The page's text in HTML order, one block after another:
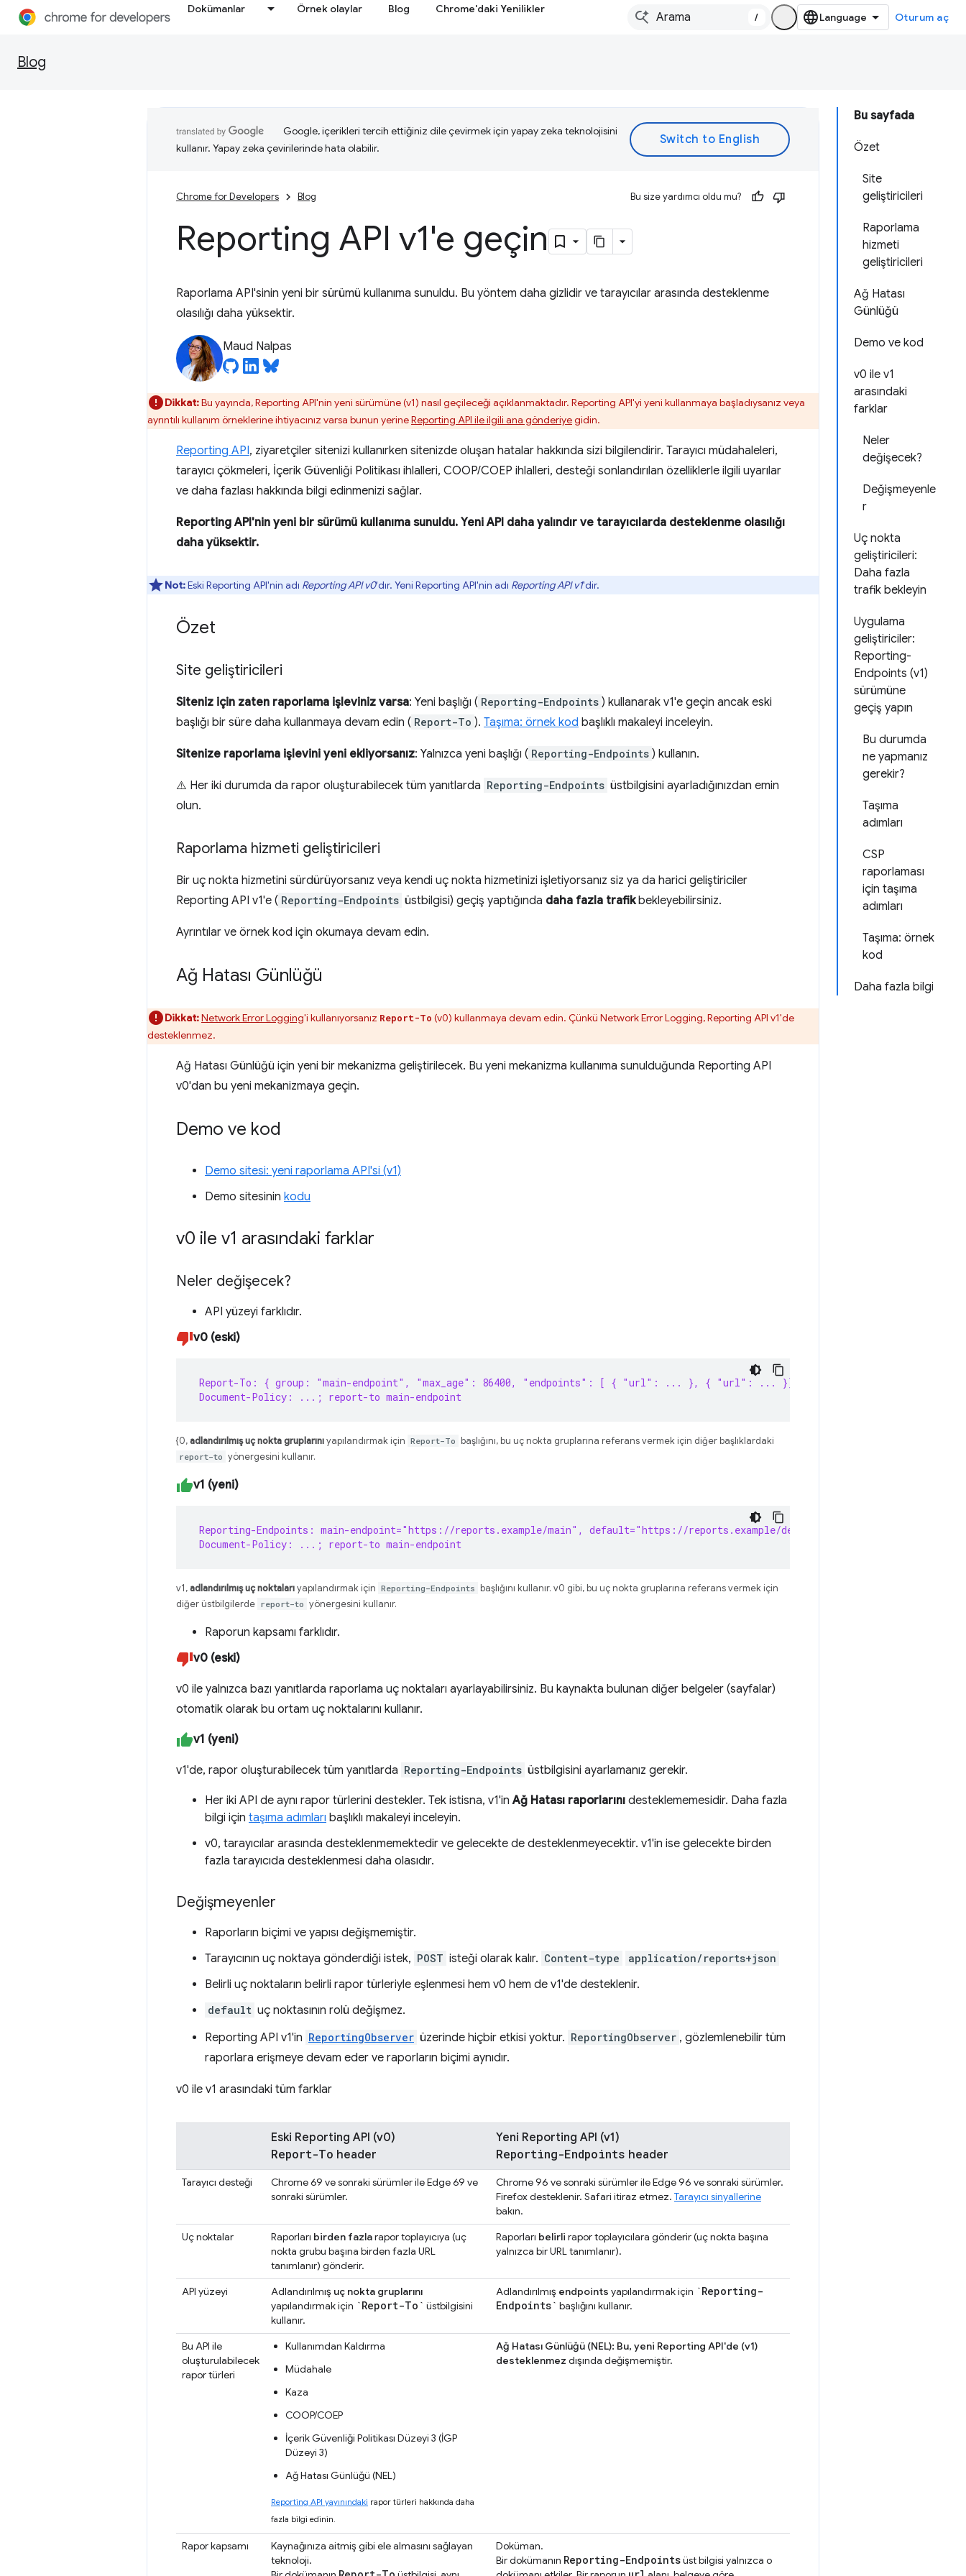
Dokümanlar Örnek olaylar Blog Chrome'daki Yenilikler
/ Oturum aç
Blog
Bu sayfada
Özet
Site
geliştiricileri
Raporlama
hizmeti
geliştiricileri
Ağ Hatası
Günlüğü
Demo ve kod
v0 ile v1
arasındaki
farklar
Neler
değişecek?
Değişmeyenle
r
Uç nokta
geliştiricileri:
Daha fazla
trafik bekleyin
Uygulama
geliştiriciler:
Reporting-
Endpoints (v1)
sürümüne
geçiş yapın
Bu durumda
ne yapmanız
gerekir?
Taşıma
adımları
CSP
raporlaması
için taşıma
adımları
Taşıma: örnek
kod
Daha fazla bilgi
Google, içerikleri tercih ettiğiniz dile çevirmek için yapay zeka teknolojisini
kullanır. Yapay zeka çevirilerinde hata olabilir.
Chrome for Developers Blog Bu size yardımcı oldu mu?
Reporting API v1'e geçin
Raporlama API'sinin yeni bir sürümü kullanıma sunuldu. Bu yöntem daha gizlidir ve tarayıcılar arasında desteklenme
olasılığı daha yüksektir.
Maud Nalpas
Dikkat:Bu yayında, Reporting API'nin yeni sürümüne (v1) nasıl geçileceği açıklanmaktadır. Reporting API'yi yeni kullanmaya başladıysanız veya
ayrıntılı kullanım örneklerine ihtiyacınız varsa bunun yerineReporting API ile ilgili ana gönderiyegidin.
Reporting API, ziyaretçiler sitenizi kullanırken sitenizde oluşan hatalar hakkında sizi bilgilendirir. Tarayıcı müdahaleleri,
tarayıcı çökmeleri, İçerik Güvenliği Politikası ihlalleri, COOP/COEP ihlalleri, desteği sonlandırılan özelliklerle ilgili uyarılar
ve daha fazlası hakkında bilgi edinmenizi sağlar.
Reporting API'nin yeni bir sürümü kullanıma sunuldu. Yeni API daha yalındır ve tarayıcılarda desteklenme olasılığı
daha yüksektir.
Not:Eski Reporting API'nin adı Reporting API v0'dır. Yeni Reporting API'nin adı Reporting API v1'dir.
Özet
Site geliştiricileri
Siteniz için zaten raporlama işleviniz varsa: Yeni başlığı ( Reporting-Endpoints ) kullanarak v1'e geçin ancak eski
başlığı bir süre daha kullanmaya devam edin ( Report-To ). Taşıma: örnek kod başlıklı makaleyi inceleyin.
Sitenize raporlama işlevini yeni ekliyorsanız: Yalnızca yeni başlığı ( Reporting-Endpoints ) kullanın.
⚠️ Her iki durumda da rapor oluşturabilecek tüm yanıtlarda Reporting-Endpoints üstbilgisini ayarladığınızdan emin
olun.
Raporlama hizmeti geliştiricileri
Bir uç nokta hizmetini sürdürüyorsanız veya kendi uç nokta hizmetinizi işletiyorsanız siz ya da harici geliştiriciler
Reporting API v1'e ( Reporting-Endpoints üstbilgisi) geçiş yaptığında daha fazla trafikbekleyebilirsiniz.
Ayrıntılar ve örnek kod için okumaya devam edin.
Ağ Hatası Günlüğü
Dikkat:Network Error Logging'i kullanıyorsanız Report-To (v0) kullanmaya devam edin. Çünkü Network Error Logging, Reporting API v1'de
desteklenmez.
Ağ Hatası Günlüğü için yeni bir mekanizma geliştirilecek. Bu yeni mekanizma kullanıma sunulduğunda Reporting API
v0'dan bu yeni mekanizmaya geçin.
Demo ve kod
Demo sitesi: yeni raporlama API'si (v1)
Demo sitesinin kodu
v0 ile v1 arasındaki farklar
Neler değişecek?
API yüzeyi farklıdır.
v0 (eski)
Report-To: { group: "main-endpoint", "max_age": 86400, "endpoints": [ { "url": ... }, { "url": ... }] }, { group: "default-
Document-Policy: ...; report-to main-endpoint
{0,adlandırılmış uç nokta gruplarınıyapılandırmak için Report-To başlığını, bu uç nokta gruplarına referans vermek için diğer başlıklardaki
report-to yönergesini kullanır.
v1 (yeni)
Reporting-Endpoints: main-endpoint="https://reports.example/main", default="https://reports.example/default"
Document-Policy: ...; report-to main-endpoint
v1,adlandırılmış uç noktalarıyapılandırmak için Reporting-Endpoints
başlığını kullanır. v0 gibi, bu uç nokta gruplarına referans vermek için
diğer üstbilgilerde report-to yönergesini kullanır.
Raporun kapsamı farklıdır.
v0 (eski)
v0 ile yalnızca bazı yanıtlarda raporlama uç noktaları ayarlayabilirsiniz. Bu kaynakta bulunan diğer belgeler (sayfalar)
otomatik olarak bu ortam uç noktalarını kullanır.
v1 (yeni)
v1'de, rapor oluşturabilecek tüm yanıtlarda Reporting-Endpoints üstbilgisini ayarlamanız gerekir.
Her iki API de aynı rapor türlerini destekler. Tek istisna, v1'inAğ Hatası raporlarını desteklememesidir. Daha fazla
bilgi için taşıma adımları başlıklı makaleyi inceleyin.
v0, tarayıcılar arasında desteklenmemektedir ve gelecekte de desteklenmeyecektir. v1'in ise gelecekte birden
fazla tarayıcıda desteklenmesi daha olasıdır.
Değişmeyenler
Raporların biçimi ve yapısı değişmemiştir.
Tarayıcının uç noktaya gönderdiği istek, POST isteği olarak kalır. Content-type application/reports+json
Belirli uç noktaların belirli rapor türleriyle eşlenmesi hem v0 hem de v1'de desteklenir.
default uç noktasının rolü değişmez.
Reporting API v1'in ReportingObserver üzerinde hiçbir etkisi yoktur. ReportingObserver , gözlemlenebilir tüm
raporlara erişmeye devam eder ve raporların biçimi aynıdır.
v0 ile v1 arasındaki tüm farklar
Eski Reporting API (v0)
Report-To header
Yeni Reporting API (v1)
Reporting-Endpoints header
Tarayıcı desteği
Chrome 69 ve sonraki sürümler ile Edge 69 ve
sonraki sürümler.
Chrome 96 ve sonraki sürümler ile Edge 96 ve sonraki sürümler.
Firefox desteklenir. Safari itiraz etmez. Tarayıcı sinyallerine
bakın.
Uç noktalar
Raporları birden fazlarapor toplayıcıya (uç
nokta grubu başına birden fazla URL
tanımlanır) gönderir.
Raporları belirli rapor toplayıcılara gönderir (uç nokta başına
yalnızca bir URL tanımlanır).
API yüzeyi Adlandırılmış uç nokta gruplarını
yapılandırmak için `Report-To` üstbilgisini
kullanır.
Adlandırılmış endpoints yapılandırmak için `Reporting-
Endpoints` başlığını kullanır.
Bu API ile
oluşturulabilecek
rapor türleri
Kullanımdan Kaldırma
Müdahale
Kaza
COOP/COEP
İçerik Güvenliği Politikası Düzeyi 3 (İGP
Düzeyi 3)
Ağ Hatası Günlüğü (NEL)
Reporting API yayınındaki rapor türleri hakkında daha
fazla bilgi edinin.
Ağ Hatası Günlüğü (NEL): Bu, yeni Reporting API'de (v1)
desteklenmez dışında değişmemiştir.
Rapor kapsamı
Kaynağınıza aitmiş gibi ele almasını sağlayan
teknoloji.
Doküman.
Bir dokümanın Reporting-Endpointsüst bilgisi yalnızca o